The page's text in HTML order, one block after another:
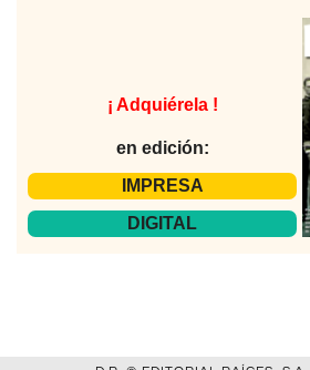
¡ Adquiérela !
en edición:
IMPRESA
DIGITAL